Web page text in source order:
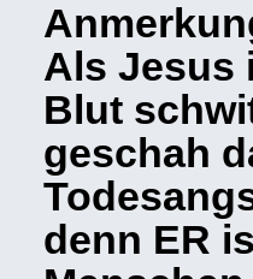
Als Jesus
Blut
geschah
denn ER